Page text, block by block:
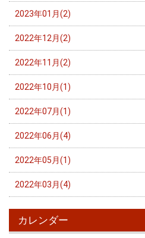
2023年01月(2)
2022年12月(2)
2022年11月(2)
2022年10月(1)
2022年07月(1)
2022年06月(4)
2022年05月(1)
2022年03月(4)
カレンダー